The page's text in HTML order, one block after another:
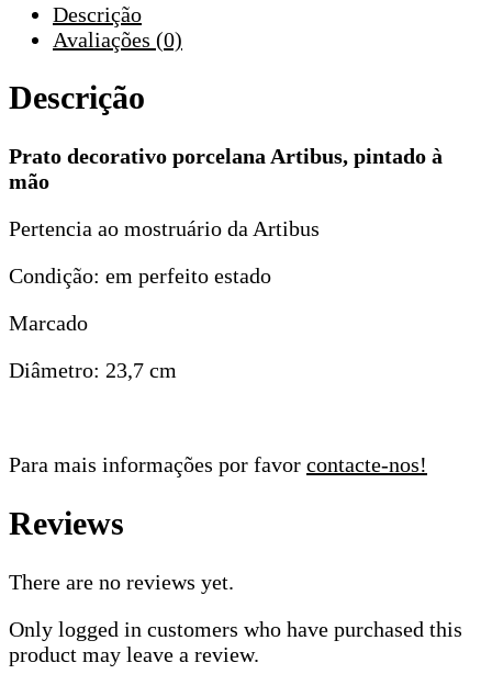
Descrição
Avaliações (0)
Descrição
Prato decorativo porcelana Artibus, pintado à
mão
Pertencia ao mostruário da Artibus
Condição: em perfeito estado
Marcado
Diâmetro: 23,7 cm
Para mais informações por favor contacte-nos!
Reviews
There are no reviews yet.
Only logged in customers who have purchased this
product may leave a review.